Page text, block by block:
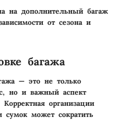
на дополнительный багаж
от сезона и
багажа
— это не только
но и важный аспект
организации
сумок может сократить